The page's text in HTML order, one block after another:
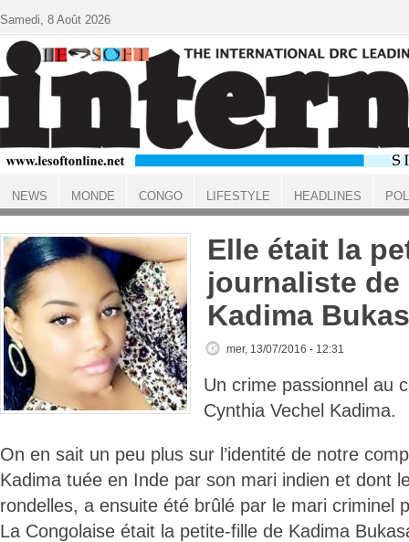
ACCUEIL
Elle était la
journaliste de
Kadima
mer, 13/07/2016 - 12:31
Un crime passionnel au
Cynthia Vechel Kadima.
On en sait un peu plus sur l’identité de notre
Kadima tuée en Inde par son mari indien et dont
rondelles, a ensuite été brûlé par le mari criminel
La Congolaise était la petite-fille de Kadima
Samedi, 8 Août 2026
NEWS MONDE CONGO LIFESTYLE HEADLINES